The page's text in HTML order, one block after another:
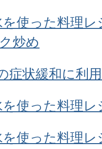
使った料理
炒め
症状緩和に利
使った料理
使った料理